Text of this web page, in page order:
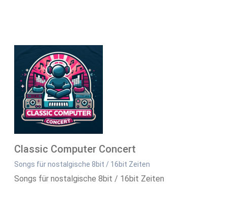
Classic Computer Concert
Songs für nostalgische 8bit / 16bit Zeiten
Songs für nostalgische 8bit / 16bit Zeiten